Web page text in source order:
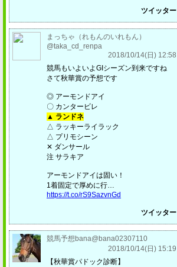
ツイッター
まっちゃ（れもんのいれもん）
@taka_cd_renpa
2018/10/14(日) 12:58
競馬もいよいよGIシーズン到来ですね
さて秋華賞の予想です
◎ アーモンドアイ
〇 カンタービレ
▲ ランドネ
△ ラッキーライラック
△ プリモシーン
✕ ダンサール
注 サラキア
アーモンドアイは固い！
1着固定で厚めに行…
https://t.co/rS9SazvnGd
ツイッター
競馬予想bana@bana02307110
2018/10/14(日) 15:19
【秋華賞パドック診断】